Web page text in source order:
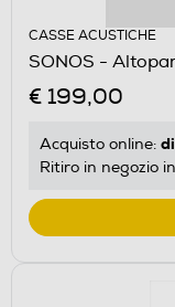
CASSE ACUSTICHE
SONOS -
€ 199,00
Acquisto online:
Ritiro in negozio